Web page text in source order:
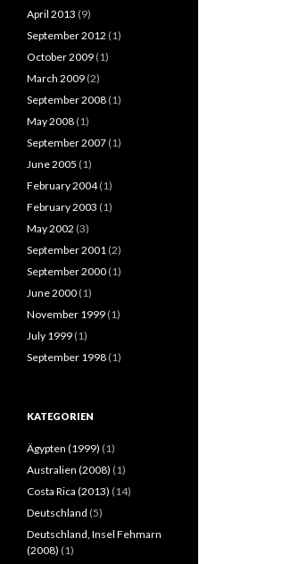
April 2013 (9)
September 2012 (1)
October 2009 (1)
March 2009 (2)
September 2008 (1)
May 2008 (1)
September 2007 (1)
June 2005 (1)
February 2004(1)
February 2003 (1)
May 2002 (3)
September 2001 (2)
September 2000 (1)
June 2000 (1)
November 1999 (1)
July 1999 (1)
September 1998 (1)
KATEGORIEN
Ägypten (1999) (1)
Australien (2008) (1)
Costa Rica (2013) (14)
Deutschland (5)
Deutschland, Insel Fehmarn
(2008) (1)